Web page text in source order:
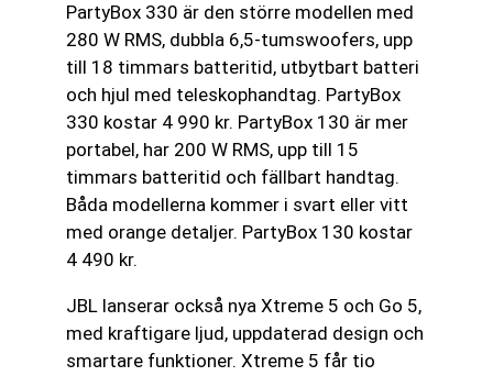
PartyBox 330 är den större modellen med
280 W RMS, dubbla 6,5-tumswoofers, upp
till 18 timmars batteritid, utbytbart batteri
och hjul med teleskophandtag. PartyBox
330 kostar 4 990 kr. PartyBox 130 är mer
portabel, har 200 W RMS, upp till 15
timmars batteritid och fällbart handtag.
Båda modellerna kommer i svart eller vitt
med orange detaljer. PartyBox 130 kostar
4 490 kr.
JBL lanserar också nya Xtreme 5 och Go 5,
med kraftigare ljud, uppdaterad design och
smartare funktioner. Xtreme 5 får tio